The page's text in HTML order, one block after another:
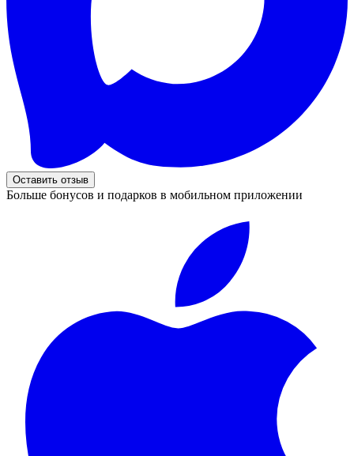
Оставить отзыв
Больше бонусов и подарков в мобильном приложении